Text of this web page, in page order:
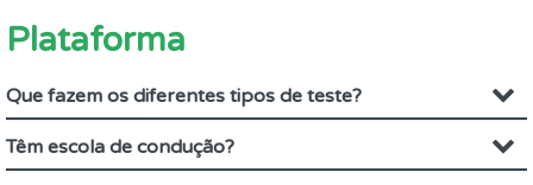
Plataforma
Que fazem os diferentes tipos de teste?
Têm escola de condução?